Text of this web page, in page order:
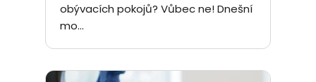
obývacích pokojů? Vůbec ne! Dnešní
mo...